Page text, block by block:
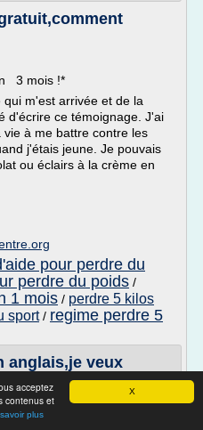
X
acceptez
contenus et
plus
3 mois !*
m'est arrivée et de la
d'écrire ce témoignage. J'ai
à me battre contre les
j'étais jeune. Je pouvais
ou éclairs à la crème en
pour perdre du
perdre du poids /
1 mois / perdre 5 kilos
sport/ regime perdre 5
anglais,je veux
3 mois !*